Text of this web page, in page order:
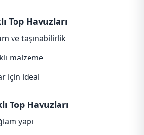
Top Havuzları
ve taşınabilirlik
malzeme
için ideal
Top Havuzları
yapı